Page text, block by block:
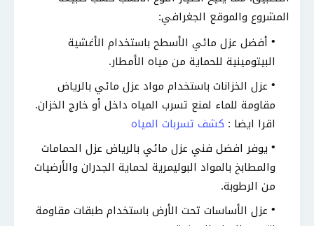
المشروع والموقع الجغرافي:
أفضل عزل مائي الأسطح باستخدام الأغشية
البيتومينية للحماية من مياه الأمطار.
عزل الخزانات باستخدام مواد عزل مائي بالرياض
مقاومة للماء لمنع تسرب المياه داخل أو خارج الخزان.
اقرا ايضا : كشف تسربات المياه
يوفر افضل فني عزل مائي بالرياض عزل الحمامات
والمطابخ بالمواد البوليمرية لحماية الجدران والأرضيات
من الرطوبة.
عزل الأساسات تحت الأرض باستخدام طبقات مقاومة